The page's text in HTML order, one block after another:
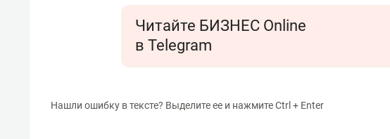
Читайте БИЗНЕС Online
в Telegram
Нашли ошибку в тексте? Выделите ее и нажмите Ctrl + Enter